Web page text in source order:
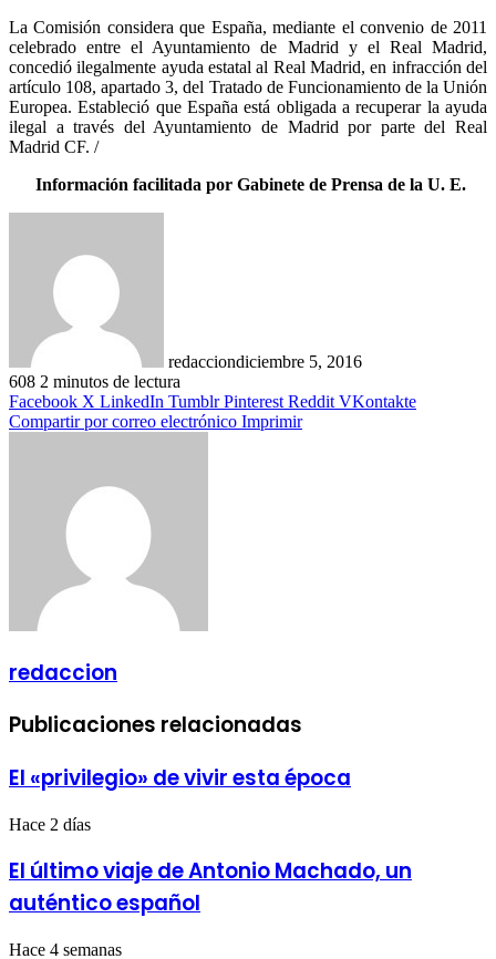
La Comisión considera que España, mediante el convenio de 2011
celebrado entre el Ayuntamiento de Madrid y el Real Madrid,
concedió ilegalmente ayuda estatal al Real Madrid, en infracción del
artículo 108, apartado 3, del Tratado de Funcionamiento de la Unión
Europea. Estableció que España está obligada a recuperar la ayuda
ilegal a través del Ayuntamiento de Madrid por parte del Real
Madrid CF. /
Información facilitada por Gabinete de Prensa de la U. E.
redacciondiciembre 5, 2016
608 2 minutos de lectura
Facebook X LinkedIn Tumblr Pinterest Reddit VKontakte
Compartir por correo electrónico Imprimir
redaccion
Publicaciones relacionadas
El «privilegio» de vivir esta época
Hace 2 días
El último viaje de Antonio Machado, un
auténtico español
Hace 4 semanas